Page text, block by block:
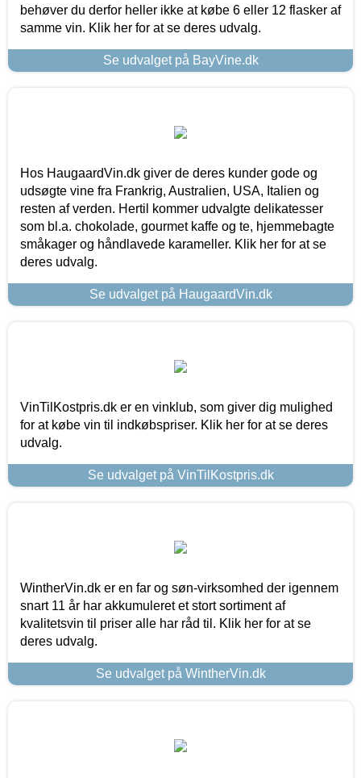
behøver du derfor heller ikke at købe 6 eller 12 flasker af
samme vin. Klik her for at se deres udvalg.
Se udvalget på BayVine.dk
Hos HaugaardVin.dk giver de deres kunder gode og
udsøgte vine fra Frankrig, Australien, USA, Italien og
resten af verden. Hertil kommer udvalgte delikatesser
som bl.a. chokolade, gourmet kaffe og te, hjemmebagte
småkager og håndlavede karameller. Klik her for at se
deres udvalg.
Se udvalget på HaugaardVin.dk
VinTilKostpris.dk er en vinklub, som giver dig mulighed
for at købe vin til indkøbspriser. Klik her for at se deres
udvalg.
Se udvalget på VinTilKostpris.dk
WintherVin.dk er en far og søn-virksomhed der igennem
snart 11 år har akkumuleret et stort sortiment af
kvalitetsvin til priser alle har råd til. Klik her for at se
deres udvalg.
Se udvalget på WintherVin.dk